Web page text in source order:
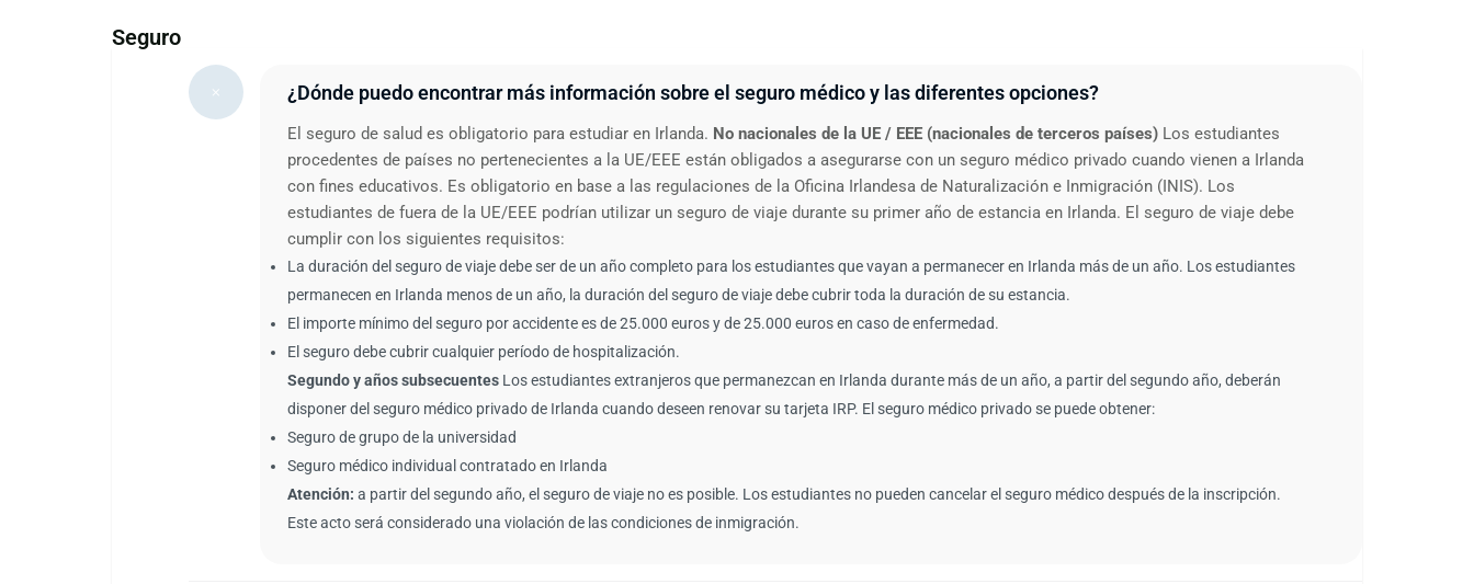
Seguro
¿Dónde puedo encontrar más información sobre el seguro médico y las diferentes opciones?
El seguro de salud es obligatorio para estudiar en Irlanda. No nacionales de la UE / EEE (nacionales de terceros países) Los estudiantes
procedentes de países no pertenecientes a la UE/EEE están obligados a asegurarse con un seguro médico privado cuando vienen a Irlanda
con fines educativos. Es obligatorio en base a las regulaciones de la Oficina Irlandesa de Naturalización e Inmigración (INIS). Los
estudiantes de fuera de la UE/EEE podrían utilizar un seguro de viaje durante su primer año de estancia en Irlanda. El seguro de viaje debe
cumplir con los siguientes requisitos:
La duración del seguro de viaje debe ser de un año completo para los estudiantes que vayan a permanecer en Irlanda más de un año. Los estudiantes
permanecen en Irlanda menos de un año, la duración del seguro de viaje debe cubrir toda la duración de su estancia.
El importe mínimo del seguro por accidente es de 25.000 euros y de 25.000 euros en caso de enfermedad.
El seguro debe cubrir cualquier período de hospitalización.
Segundo y años subsecuentes Los estudiantes extranjeros que permanezcan en Irlanda durante más de un año, a partir del segundo año, deberán
disponer del seguro médico privado de Irlanda cuando deseen renovar su tarjeta IRP. El seguro médico privado se puede obtener:
Seguro de grupo de la universidad
Seguro médico individual contratado en Irlanda
Atención: a partir del segundo año, el seguro de viaje no es posible. Los estudiantes no pueden cancelar el seguro médico después de la inscripción.
Este acto será considerado una violación de las condiciones de inmigración.